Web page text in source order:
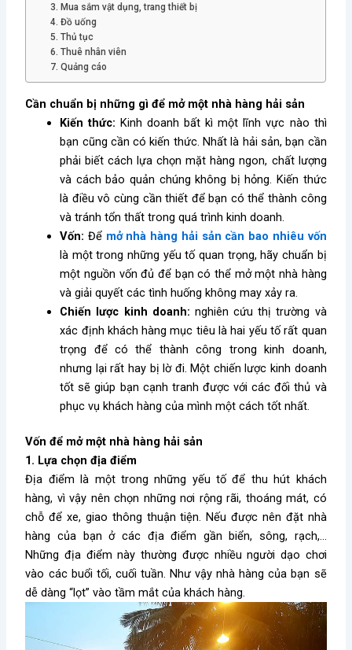
3. Mua sắm vật dụng, trang thiết bị
4. Đồ uống
5. Thủ tục
6. Thuê nhân viên
7. Quảng cáo
Cần chuẩn bị những gì để mở một nhà hàng hải sản
Kiến thức: Kinh doanh bất kì một lĩnh vực nào thì
bạn cũng cần có kiến thức. Nhất là hải sản, bạn cần
phải biết cách lựa chọn mặt hàng ngon, chất lượng
và cách bảo quản chúng không bị hỏng. Kiến thức
là điều vô cùng cần thiết để bạn có thể thành công
và tránh tổn thất trong quá trình kinh doanh.
Vốn: Để mở nhà hàng hải sản cần bao nhiêu vốn
là một trong những yếu tố quan trọng, hãy chuẩn bị
một nguồn vốn đủ để bạn có thể mở một nhà hàng
và giải quyết các tình huống không may xảy ra.
Chiến lược kinh doanh: nghiên cứu thị trường và
xác định khách hàng mục tiêu là hai yếu tố rất quan
trọng để có thể thành công trong kinh doanh,
nhưng lại rất hay bị lờ đi. Một chiến lược kinh doanh
tốt sẽ giúp bạn cạnh tranh được với các đối thủ và
phục vụ khách hàng của mình một cách tốt nhất.
Vốn để mở một nhà hàng hải sản
1. Lựa chọn địa điểm
Địa điểm là một trong những yếu tố để thu hút khách
hàng, vì vậy nên chọn những nơi rộng rãi, thoáng mát, có
chỗ để xe, giao thông thuận tiện. Nếu được nên đặt nhà
hàng của bạn ở các địa điểm gần biển, sông, rạch,…
Những địa điểm này thường được nhiều người dạo chơi
vào các buổi tối, cuối tuần. Như vậy nhà hàng của bạn sẽ
dễ dàng “lọt” vào tầm mắt của khách hàng.